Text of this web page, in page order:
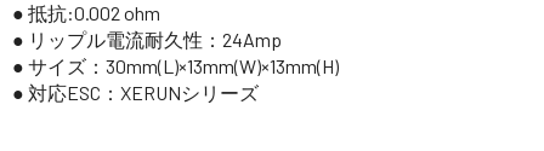
● 抵抗:0.002 ohm
● リップル電流耐久性：24Amp
● サイズ：30mm(L)×13mm(W)×13mm(H)
● 対応ESC：XERUNシリーズ